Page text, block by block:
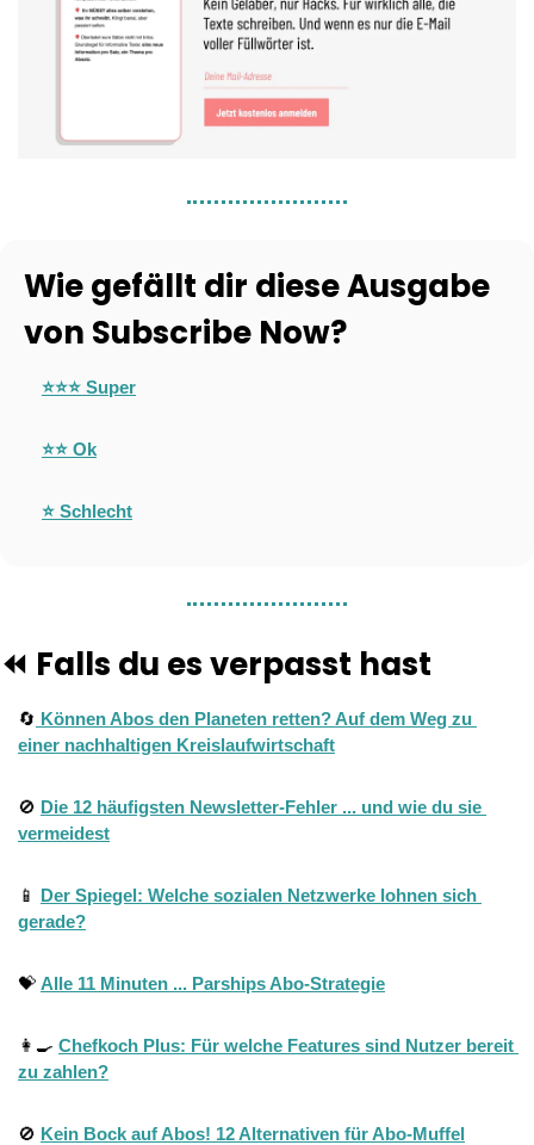
Wie gefällt dir diese Ausgabe
von Subscribe Now?
⭐⭐⭐ Super
⭐⭐ Ok
⭐ Schlecht
⏪ Falls du es verpasst hast
🔄 Können Abos den Planeten retten? Auf dem Weg zu
einer nachhaltigen Kreislaufwirtschaft
🚫 Die 12 häufigsten Newsletter-Fehler ... und wie du sie
vermeidest
📱 Der Spiegel: Welche sozialen Netzwerke lohnen sich
gerade?
💝 Alle 11 Minuten ... Parships Abo-Strategie
👩‍🍳 Chefkoch Plus: Für welche Features sind Nutzer bereit
zu zahlen?
🚫 Kein Bock auf Abos! 12 Alternativen für Abo-Muffel